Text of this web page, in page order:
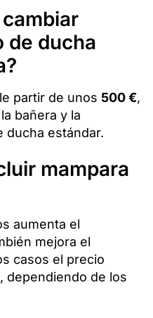
de ducha
partir de unos 500 €,
bañera y la
ducha estándar.
mampara
aumenta el
mejora el
casos el precio
, dependiendo de los